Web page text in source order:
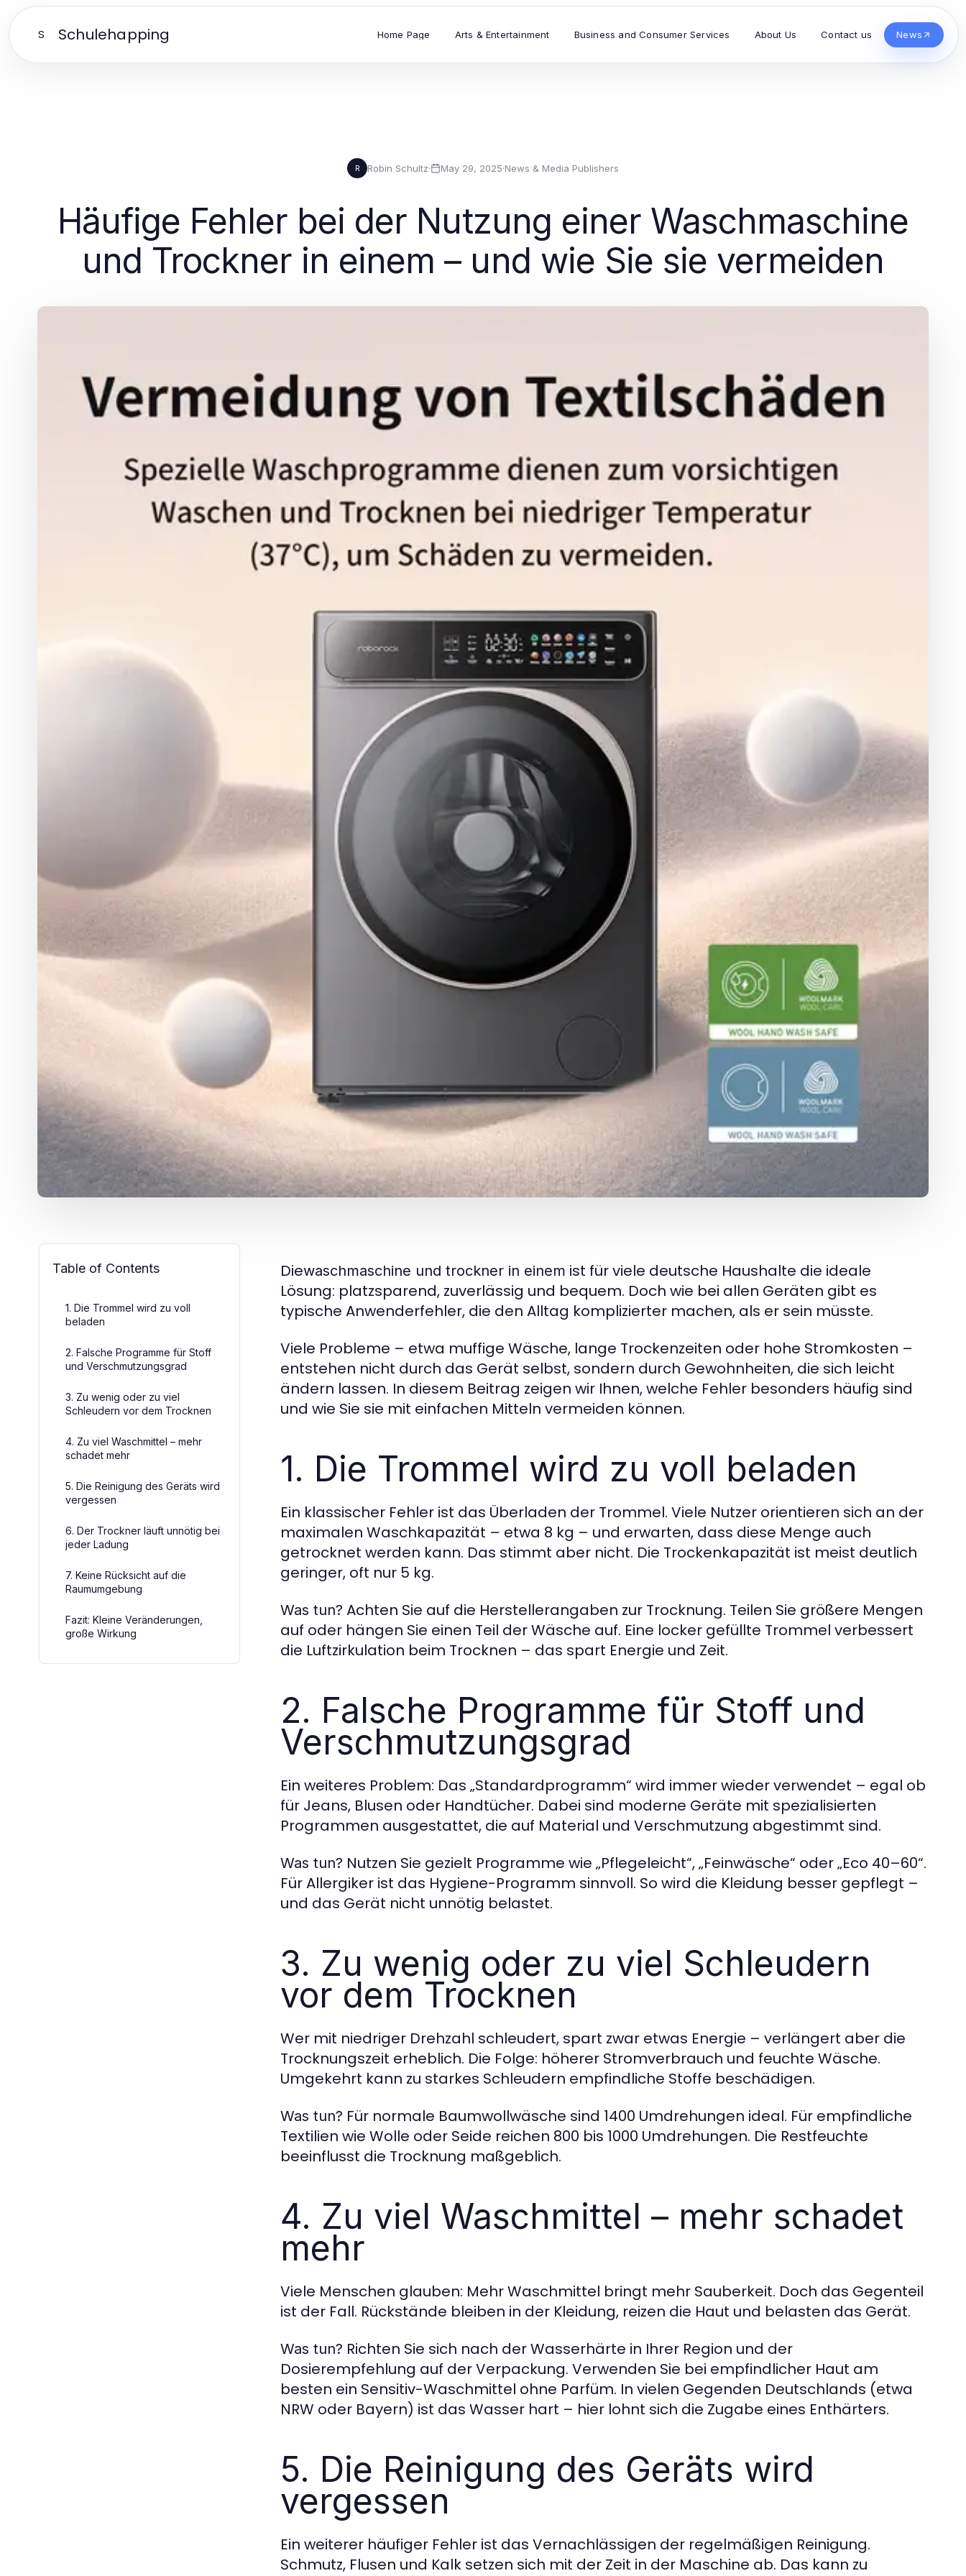
S Schulehapping Home Page Arts & Entertainment Business and Consumer Services About Us Contact us News
R Robin Schultz· May 29, 2025·News & Media Publishers
Häufige Fehler bei der Nutzung einer Waschmaschine
und Trockner in einem – und wie Sie sie vermeiden
Table of Contents
1. Die Trommel wird zu voll
beladen
2. Falsche Programme für Stoff
und Verschmutzungsgrad
3. Zu wenig oder zu viel
Schleudern vor dem Trocknen
4. Zu viel Waschmittel – mehr
schadet mehr
5. Die Reinigung des Geräts wird
vergessen
6. Der Trockner läuft unnötig bei
jeder Ladung
7. Keine Rücksicht auf die
Raumumgebung
Fazit: Kleine Veränderungen,
große Wirkung
Diewaschmaschine und trockner in einem ist für viele deutsche Haushalte die ideale
Lösung: platzsparend, zuverlässig und bequem. Doch wie bei allen Geräten gibt es
typische Anwenderfehler, die den Alltag komplizierter machen, als er sein müsste.
Viele Probleme – etwa muffige Wäsche, lange Trockenzeiten oder hohe Stromkosten –
entstehen nicht durch das Gerät selbst, sondern durch Gewohnheiten, die sich leicht
ändern lassen. In diesem Beitrag zeigen wir Ihnen, welche Fehler besonders häufig sind
und wie Sie sie mit einfachen Mitteln vermeiden können.
1. Die Trommel wird zu voll beladen
Ein klassischer Fehler ist das Überladen der Trommel. Viele Nutzer orientieren sich an der
maximalen Waschkapazität – etwa 8 kg – und erwarten, dass diese Menge auch
getrocknet werden kann. Das stimmt aber nicht. Die Trockenkapazität ist meist deutlich
geringer, oft nur 5 kg.
Was tun? Achten Sie auf die Herstellerangaben zur Trocknung. Teilen Sie größere Mengen
auf oder hängen Sie einen Teil der Wäsche auf. Eine locker gefüllte Trommel verbessert
die Luftzirkulation beim Trocknen – das spart Energie und Zeit.
2. Falsche Programme für Stoff und
Verschmutzungsgrad
Ein weiteres Problem: Das „Standardprogramm“ wird immer wieder verwendet – egal ob
für Jeans, Blusen oder Handtücher. Dabei sind moderne Geräte mit spezialisierten
Programmen ausgestattet, die auf Material und Verschmutzung abgestimmt sind.
Was tun? Nutzen Sie gezielt Programme wie „Pflegeleicht“, „Feinwäsche“ oder „Eco 40–60“.
Für Allergiker ist das Hygiene-Programm sinnvoll. So wird die Kleidung besser gepflegt –
und das Gerät nicht unnötig belastet.
3. Zu wenig oder zu viel Schleudern
vor dem Trocknen
Wer mit niedriger Drehzahl schleudert, spart zwar etwas Energie – verlängert aber die
Trocknungszeit erheblich. Die Folge: höherer Stromverbrauch und feuchte Wäsche.
Umgekehrt kann zu starkes Schleudern empfindliche Stoffe beschädigen.
Was tun? Für normale Baumwollwäsche sind 1400 Umdrehungen ideal. Für empfindliche
Textilien wie Wolle oder Seide reichen 800 bis 1000 Umdrehungen. Die Restfeuchte
beeinflusst die Trocknung maßgeblich.
4. Zu viel Waschmittel – mehr schadet
mehr
Viele Menschen glauben: Mehr Waschmittel bringt mehr Sauberkeit. Doch das Gegenteil
ist der Fall. Rückstände bleiben in der Kleidung, reizen die Haut und belasten das Gerät.
Was tun? Richten Sie sich nach der Wasserhärte in Ihrer Region und der
Dosierempfehlung auf der Verpackung. Verwenden Sie bei empfindlicher Haut am
besten ein Sensitiv-Waschmittel ohne Parfüm. In vielen Gegenden Deutschlands (etwa
NRW oder Bayern) ist das Wasser hart – hier lohnt sich die Zugabe eines Enthärters.
5. Die Reinigung des Geräts wird
vergessen
Ein weiterer häufiger Fehler ist das Vernachlässigen der regelmäßigen Reinigung.
Schmutz, Flusen und Kalk setzen sich mit der Zeit in der Maschine ab. Das kann zu